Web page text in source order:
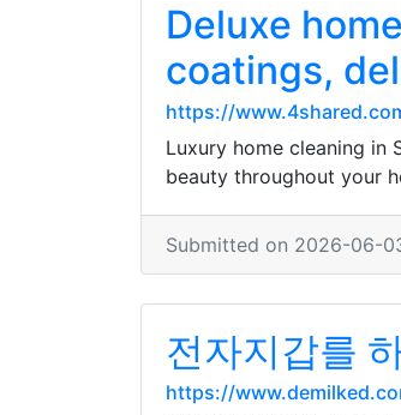
Deluxe
coatings,
https://
Luxury home cleaning in
beauty throughout your
Submitted on 2026-06-
전자지갑를
https://